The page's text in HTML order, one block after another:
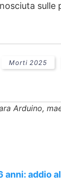
Morti 2025
Arduino,
anni: addio